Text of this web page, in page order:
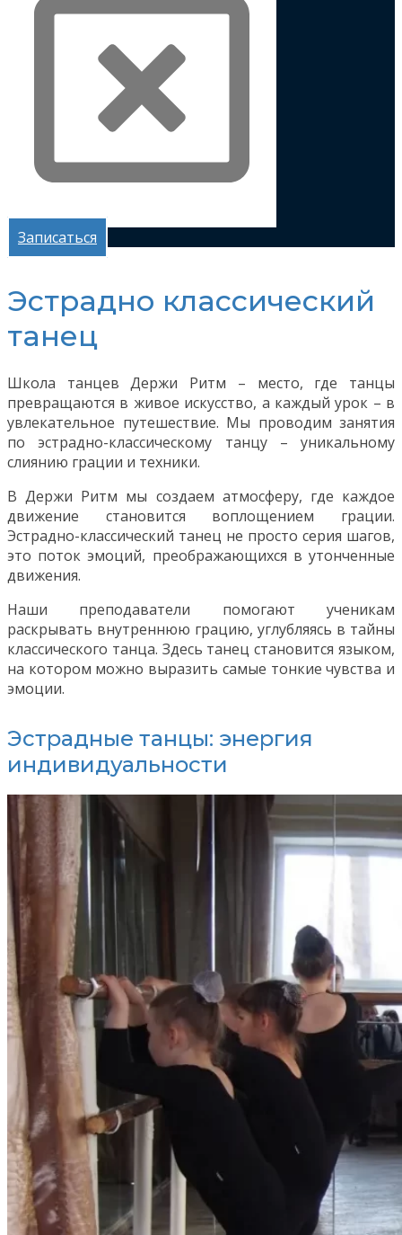
Записаться
Эстрадно классический
танец
Школа танцев Держи Ритм – место, где танцы
превращаются в живое искусство, а каждый урок – в
увлекательное путешествие. Мы проводим занятия
по эстрадно-классическому танцу – уникальному
слиянию грации и техники.
В Держи Ритм мы создаем атмосферу, где каждое
движение становится воплощением грации.
Эстрадно-классический танец не просто серия шагов,
это поток эмоций, преображающихся в утонченные
движения.
Наши преподаватели помогают ученикам
раскрывать внутреннюю грацию, углубляясь в тайны
классического танца. Здесь танец становится языком,
на котором можно выразить самые тонкие чувства и
эмоции.
Эстрадные танцы: энергия
индивидуальности